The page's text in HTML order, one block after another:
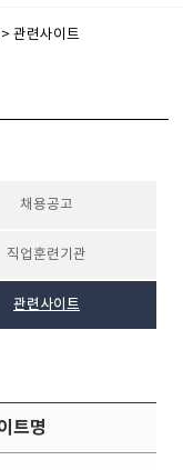
관련사이트
채용공고
직업훈련기관
관련사이트
트명